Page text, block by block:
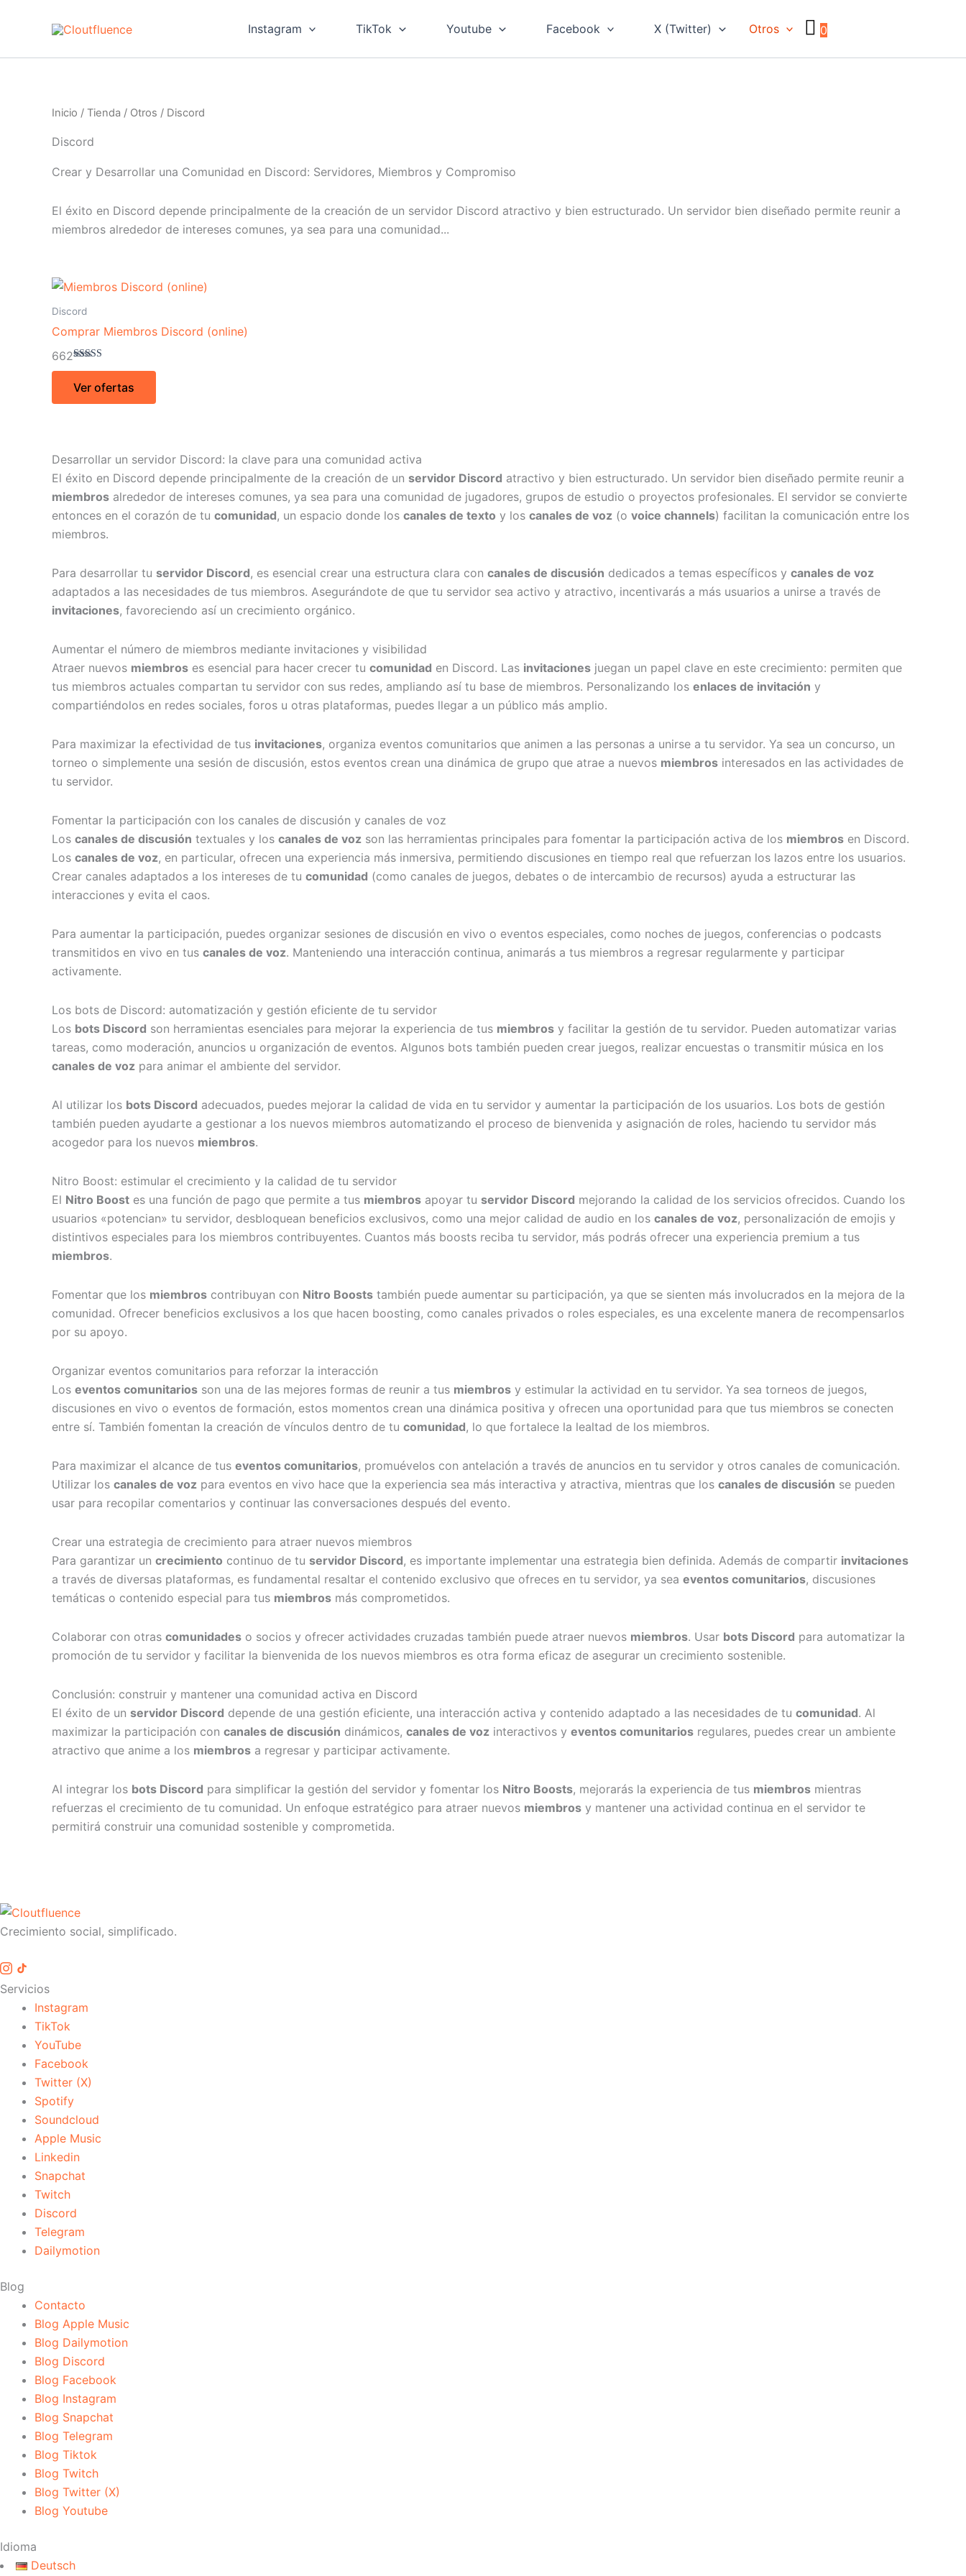
Instagram TikTok Youtube Facebook X (Twitter) Otros 0
Inicio / Tienda / Otros / Discord
Discord
Crear y Desarrollar una Comunidad en Discord: Servidores, Miembros y Compromiso
El éxito en Discord depende principalmente de la creación de un servidor Discord atractivo y bien estructurado. Un servidor bien diseñado permite reunir a
miembros alrededor de intereses comunes, ya sea para una comunidad...
Discord
Comprar Miembros Discord (online)
4.62
de 5
662
Ver ofertas
Este
elegir
en
la
página
Desarrollar un servidor Discord: la clave para una comunidad activa
El éxito en Discord depende principalmente de la creación de un servidor Discord atractivo y bien estructurado. Un servidor bien diseñado permite reunir a
miembros alrededor de intereses comunes, ya sea para una comunidad de jugadores, grupos de estudio o proyectos profesionales. El servidor se convierte
entonces en el corazón de tu comunidad, un espacio donde los canales de texto y los canales de voz (o voice channels) facilitan la comunicación entre los
miembros.
Para desarrollar tu servidor Discord, es esencial crear una estructura clara con canales de discusión dedicados a temas específicos y canales de voz
adaptados a las necesidades de tus miembros. Asegurándote de que tu servidor sea activo y atractivo, incentivarás a más usuarios a unirse a través de
invitaciones, favoreciendo así un crecimiento orgánico.
Aumentar el número de miembros mediante invitaciones y visibilidad
Atraer nuevos miembros es esencial para hacer crecer tu comunidad en Discord. Las invitaciones juegan un papel clave en este crecimiento: permiten que
tus miembros actuales compartan tu servidor con sus redes, ampliando así tu base de miembros. Personalizando los enlaces de invitación y
compartiéndolos en redes sociales, foros u otras plataformas, puedes llegar a un público más amplio.
Para maximizar la efectividad de tus invitaciones, organiza eventos comunitarios que animen a las personas a unirse a tu servidor. Ya sea un concurso, un
torneo o simplemente una sesión de discusión, estos eventos crean una dinámica de grupo que atrae a nuevos miembros interesados en las actividades de
tu servidor.
Fomentar la participación con los canales de discusión y canales de voz
Los canales de discusión textuales y los canales de voz son las herramientas principales para fomentar la participación activa de los miembros en Discord.
Los canales de voz, en particular, ofrecen una experiencia más inmersiva, permitiendo discusiones en tiempo real que refuerzan los lazos entre los usuarios.
Crear canales adaptados a los intereses de tu comunidad (como canales de juegos, debates o de intercambio de recursos) ayuda a estructurar las
interacciones y evita el caos.
Para aumentar la participación, puedes organizar sesiones de discusión en vivo o eventos especiales, como noches de juegos, conferencias o podcasts
transmitidos en vivo en tus canales de voz. Manteniendo una interacción continua, animarás a tus miembros a regresar regularmente y participar
activamente.
Los bots de Discord: automatización y gestión eficiente de tu servidor
Los bots Discord son herramientas esenciales para mejorar la experiencia de tus miembros y facilitar la gestión de tu servidor. Pueden automatizar varias
tareas, como moderación, anuncios u organización de eventos. Algunos bots también pueden crear juegos, realizar encuestas o transmitir música en los
canales de voz para animar el ambiente del servidor.
Al utilizar los bots Discord adecuados, puedes mejorar la calidad de vida en tu servidor y aumentar la participación de los usuarios. Los bots de gestión
también pueden ayudarte a gestionar a los nuevos miembros automatizando el proceso de bienvenida y asignación de roles, haciendo tu servidor más
acogedor para los nuevos miembros.
Nitro Boost: estimular el crecimiento y la calidad de tu servidor
El Nitro Boost es una función de pago que permite a tus miembros apoyar tu servidor Discord mejorando la calidad de los servicios ofrecidos. Cuando los
usuarios «potencian» tu servidor, desbloquean beneficios exclusivos, como una mejor calidad de audio en los canales de voz, personalización de emojis y
distintivos especiales para los miembros contribuyentes. Cuantos más boosts reciba tu servidor, más podrás ofrecer una experiencia premium a tus
miembros.
Fomentar que los miembros contribuyan con Nitro Boosts también puede aumentar su participación, ya que se sienten más involucrados en la mejora de la
comunidad. Ofrecer beneficios exclusivos a los que hacen boosting, como canales privados o roles especiales, es una excelente manera de recompensarlos
por su apoyo.
Organizar eventos comunitarios para reforzar la interacción
Los eventos comunitarios son una de las mejores formas de reunir a tus miembros y estimular la actividad en tu servidor. Ya sea torneos de juegos,
discusiones en vivo o eventos de formación, estos momentos crean una dinámica positiva y ofrecen una oportunidad para que tus miembros se conecten
entre sí. También fomentan la creación de vínculos dentro de tu comunidad, lo que fortalece la lealtad de los miembros.
Para maximizar el alcance de tus eventos comunitarios, promuévelos con antelación a través de anuncios en tu servidor y otros canales de comunicación.
Utilizar los canales de voz para eventos en vivo hace que la experiencia sea más interactiva y atractiva, mientras que los canales de discusión se pueden
usar para recopilar comentarios y continuar las conversaciones después del evento.
Crear una estrategia de crecimiento para atraer nuevos miembros
Para garantizar un crecimiento continuo de tu servidor Discord, es importante implementar una estrategia bien definida. Además de compartir invitaciones
a través de diversas plataformas, es fundamental resaltar el contenido exclusivo que ofreces en tu servidor, ya sea eventos comunitarios, discusiones
temáticas o contenido especial para tus miembros más comprometidos.
Colaborar con otras comunidades o socios y ofrecer actividades cruzadas también puede atraer nuevos miembros. Usar bots Discord para automatizar la
promoción de tu servidor y facilitar la bienvenida de los nuevos miembros es otra forma eficaz de asegurar un crecimiento sostenible.
Conclusión: construir y mantener una comunidad activa en Discord
El éxito de un servidor Discord depende de una gestión eficiente, una interacción activa y contenido adaptado a las necesidades de tu comunidad. Al
maximizar la participación con canales de discusión dinámicos, canales de voz interactivos y eventos comunitarios regulares, puedes crear un ambiente
atractivo que anime a los miembros a regresar y participar activamente.
Al integrar los bots Discord para simplificar la gestión del servidor y fomentar los Nitro Boosts, mejorarás la experiencia de tus miembros mientras
refuerzas el crecimiento de tu comunidad. Un enfoque estratégico para atraer nuevos miembros y mantener una actividad continua en el servidor te
permitirá construir una comunidad sostenible y comprometida.
Crecimiento social, simplificado.
Servicios
Instagram
TikTok
YouTube
Facebook
Twitter (X)
Spotify
Soundcloud
Apple Music
Linkedin
Snapchat
Twitch
Discord
Telegram
Dailymotion
Blog
Contacto
Blog Apple Music
Blog Dailymotion
Blog Discord
Blog Facebook
Blog Instagram
Blog Snapchat
Blog Telegram
Blog Tiktok
Blog Twitch
Blog Twitter (X)
Blog Youtube
Idioma
Deutsch